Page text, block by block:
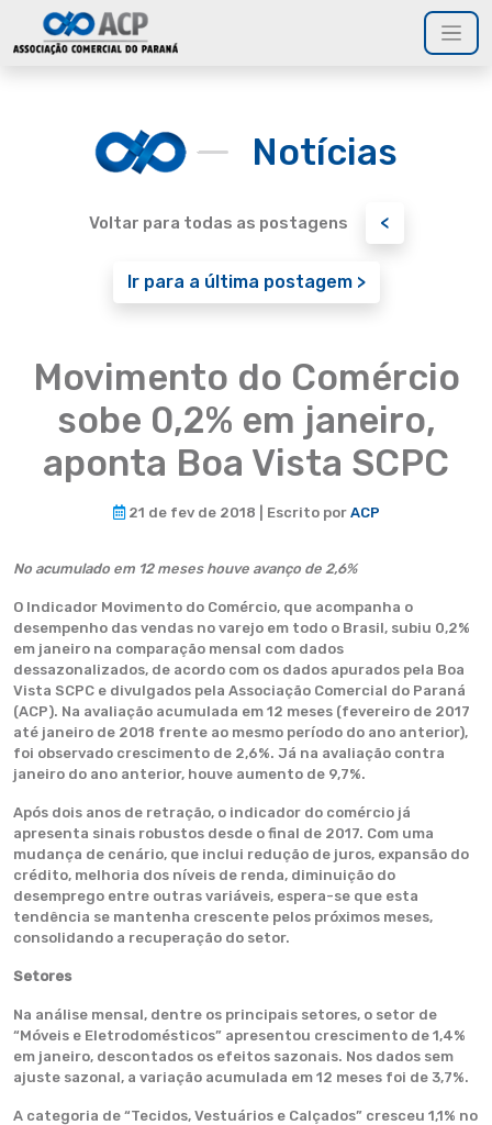
Notícias
Voltar para todas as postagens <
Ir para a última postagem >
Movimento do Comércio
sobe 0,2% em janeiro,
aponta Boa Vista SCPC
21 de fev de 2018 | Escrito por ACP
No acumulado em 12 meses houve avanço de 2,6%
O Indicador Movimento do Comércio, que acompanha o
desempenho das vendas no varejo em todo o Brasil, subiu 0,2%
em janeiro na comparação mensal com dados
dessazonalizados, de acordo com os dados apurados pela Boa
Vista SCPC e divulgados pela Associação Comercial do Paraná
(ACP). Na avaliação acumulada em 12 meses (fevereiro de 2017
até janeiro de 2018 frente ao mesmo período do ano anterior),
foi observado crescimento de 2,6%. Já na avaliação contra
janeiro do ano anterior, houve aumento de 9,7%.
Após dois anos de retração, o indicador do comércio já
apresenta sinais robustos desde o final de 2017. Com uma
mudança de cenário, que inclui redução de juros, expansão do
crédito, melhoria dos níveis de renda, diminuição do
desemprego entre outras variáveis, espera-se que esta
tendência se mantenha crescente pelos próximos meses,
consolidando a recuperação do setor.
Setores
Na análise mensal, dentre os principais setores, o setor de
“Móveis e Eletrodomésticos” apresentou crescimento de 1,4%
em janeiro, descontados os efeitos sazonais. Nos dados sem
ajuste sazonal, a variação acumulada em 12 meses foi de 3,7%.
A categoria de “Tecidos, Vestuários e Calçados” cresceu 1,1% no